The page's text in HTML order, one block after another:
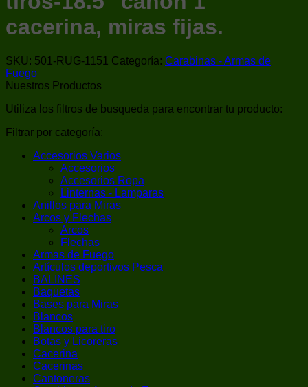
cacerina, miras fijas.
SKU: 501-RUG-1151 Categoría: Carabinas - Armas de
Fuego
Nuestros Productos
Utiliza los filtros de busqueda para encontrar tu producto:
Filtrar por categoría:
Accesorios Varios
Accesorios
Accesorios Ropa
Linternas - Lamparas
Anillos para Miras
Arcos y Flechas
Arcos
Flechas
Armas de Fuego
Artículos deportivos Pesca
BALINES
Baquetas
Bases para Miras
Blancos
Blancos para tiro
Botas y Licoreras
Cacerina
Cacerinas
Cantoneras